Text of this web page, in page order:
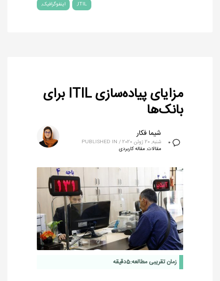
ITIL اینفوگرافیک
مزایای پیاده‌سازی ITIL برای
بانک‌ها
0
شیما فکار
شنبه, 20 ژوئن 2020 /
PUBLISHED IN
مقالات, مقاله کاربردی
زمان تقریبی مطالعه:5دقیقه